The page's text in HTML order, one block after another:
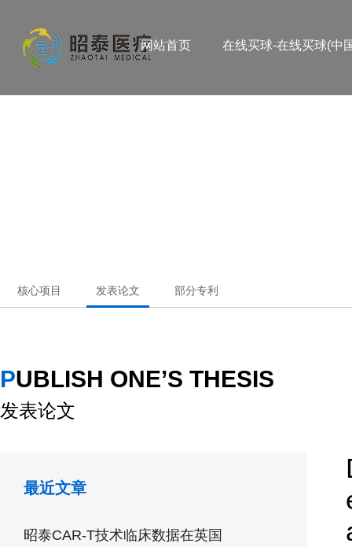
网站首页 在线买球-在线买球(中
核心项目 发表论文 部分专利
PUBLISH ONE’S THESIS
发表论文
最近文章
昭泰CAR-T技术临床数据在英国